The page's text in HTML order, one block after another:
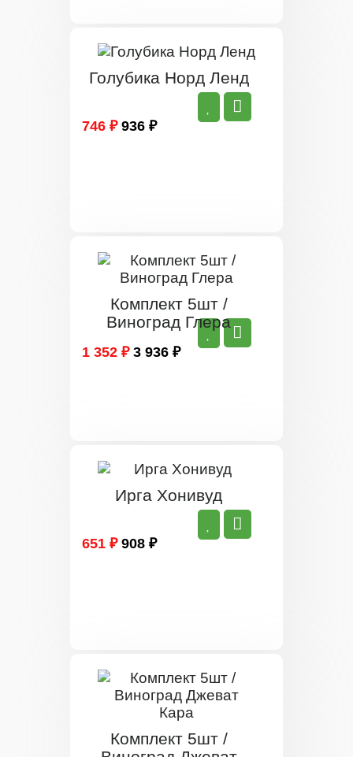
Голубика Норд Ленд
746 ₽ 936 ₽
Комплект 5шт /
Виноград Глера
1 352 ₽ 3 936 ₽
Ирга Хонивуд
651 ₽ 908 ₽
Комплект 5шт /